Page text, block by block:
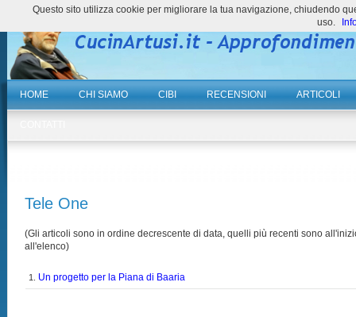
HOME CHI SIAMO CIBI RECENSIONI ARTICOLI
Tele One
(Gli articoli sono in ordine decrescente di data, quelli più recenti sono
all'elenco)
1. Un progetto per la Piana di Baaria
Questo sito utilizza cookie per migliorare la tua navigazione, chiudendo
uso.